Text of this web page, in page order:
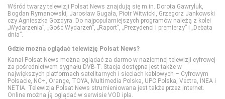
FILMBOX+ Hits
FX
FX Comedy
Polsat Sport Premium 1
SportKlub
TVP Sport
Nat Geo People
National Geographic Wild
PLANETE+
TVN Style
TVP Kobieta
Wśród twarzy telewizji Polsat News znajdują się m.in. Dorota Gawryluk,
Bogdan Rymanowski, Jarosław Gugała, Piotr Witwicki, Grzegorz Jankowski
czy Agnieszka Gozdyra. Do najpopularniejszych programów należą z kolei
„Wydarzenia”, „Gość Wydarzeń”, „Raport”, „Prezydenci i premierzy” i „Debata
dnia”.
Gdzie można oglądać telewizję Polsat News?
Kanał Polsat News można oglądać za darmo w naziemnej telewizji cyfrowej
za pośrednictwem sygnału DVB-T. Stacja dostępna jest także w
największych platformach satelitarnych i sieciach kablowych – Cyfrowym
Polsacie, NC+, Orange, TOYA, Multimedia Polska, UPC Polska, Vectra, INEA i
NETIA. Telewizja Polsat News strumieniowana jest także przez internet.
Online można ją oglądać w serwisie VOD ipla.